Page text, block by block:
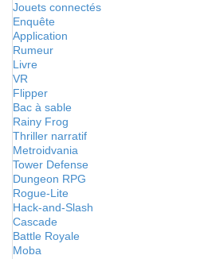
Jouets connectés
Enquête
Application
Rumeur
Livre
VR
Flipper
Bac à sable
Rainy Frog
Thriller narratif
Metroidvania
Tower Defense
Dungeon RPG
Rogue-Lite
Hack-and-Slash
Cascade
Battle Royale
Moba